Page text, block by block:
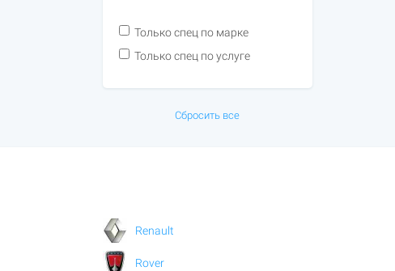
Только спец по марке
Только спец по услуге
Сбросить все
Renault
Rover